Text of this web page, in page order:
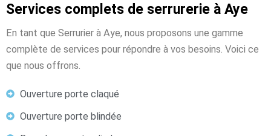
Services complets de serrurerie à Aye
En tant que Serrurier à Aye, nous proposons une gamme
complète de services pour répondre à vos besoins. Voici ce
que nous offrons.
Ouverture porte claqué
Ouverture porte blindée